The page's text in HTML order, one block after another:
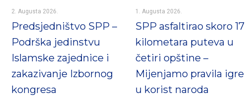
2. Augusta 2026.
Predsjedništvo SPP –
Podrška jedinstvu
Islamske zajednice i
zakazivanje Izbornog
kongresa
1. Augusta 2026.
SPP asfaltirao skoro 17
kilometara puteva u
četiri opštine –
Mijenjamo pravila igre
u korist naroda